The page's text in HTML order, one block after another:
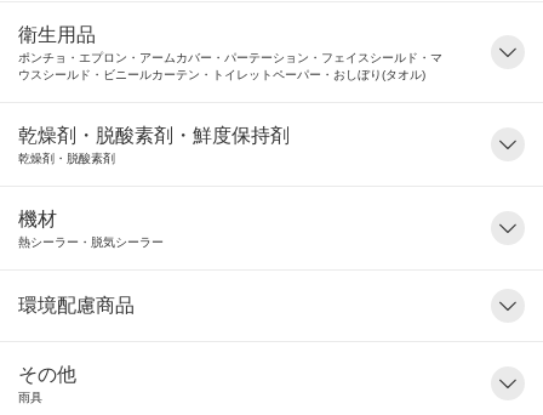
衛生用品
ポンチョ・エプロン・アームカバー・パーテーション・フェイスシールド・マ
ウスシールド・ビニールカーテン・トイレットペーパー・おしぼり(タオル)
乾燥剤・脱酸素剤・鮮度保持剤
乾燥剤・脱酸素剤
機材
熱シーラー・脱気シーラー
環境配慮商品
その他
雨具